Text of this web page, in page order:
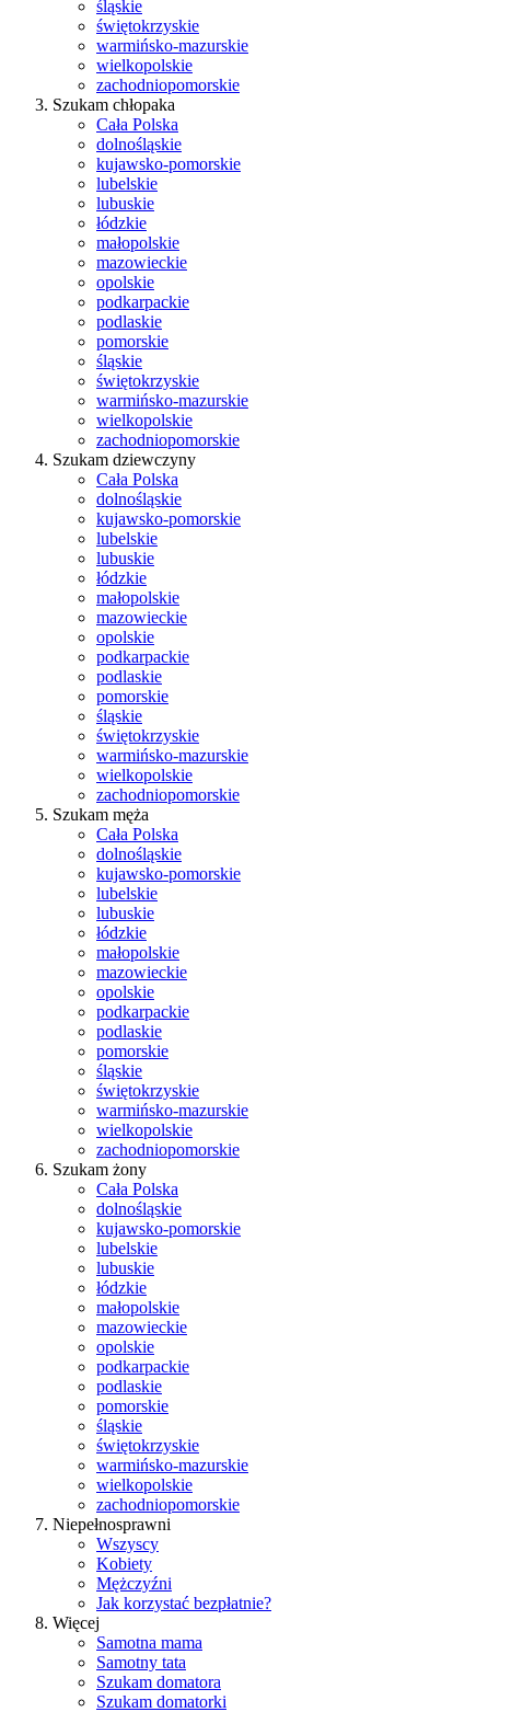
śląskie
świętokrzyskie
warmińsko-mazurskie
wielkopolskie
zachodniopomorskie
Szukam chłopaka
Cała Polska
dolnośląskie
kujawsko-pomorskie
lubelskie
lubuskie
łódzkie
małopolskie
mazowieckie
opolskie
podkarpackie
podlaskie
pomorskie
śląskie
świętokrzyskie
warmińsko-mazurskie
wielkopolskie
zachodniopomorskie
Szukam dziewczyny
Cała Polska
dolnośląskie
kujawsko-pomorskie
lubelskie
lubuskie
łódzkie
małopolskie
mazowieckie
opolskie
podkarpackie
podlaskie
pomorskie
śląskie
świętokrzyskie
warmińsko-mazurskie
wielkopolskie
zachodniopomorskie
Szukam męża
Cała Polska
dolnośląskie
kujawsko-pomorskie
lubelskie
lubuskie
łódzkie
małopolskie
mazowieckie
opolskie
podkarpackie
podlaskie
pomorskie
śląskie
świętokrzyskie
warmińsko-mazurskie
wielkopolskie
zachodniopomorskie
Szukam żony
Cała Polska
dolnośląskie
kujawsko-pomorskie
lubelskie
lubuskie
łódzkie
małopolskie
mazowieckie
opolskie
podkarpackie
podlaskie
pomorskie
śląskie
świętokrzyskie
warmińsko-mazurskie
wielkopolskie
zachodniopomorskie
Niepełnosprawni
Wszyscy
Kobiety
Mężczyźni
Jak korzystać bezpłatnie?
Więcej
Samotna mama
Samotny tata
Szukam domatora
Szukam domatorki